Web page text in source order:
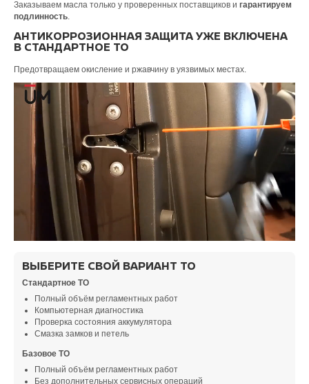
Заказываем масла только у проверенных поставщиков и гарантируем
подлинность
АНТИКОРРОЗИОННАЯ ЗАЩИТА УЖЕ ВКЛЮЧЕНА
В СТАНДАРТНОЕ ТО
Предотвращаем окисление и ржавчину в уязвимых местах.
ВЫБЕРИТЕ СВОЙ ВАРИАНТ ТО
Стандартное ТО
Полный объём регламентных работ
Компьютерная диагностика
Проверка состояния аккумулятора
Смазка замков и петель
Базовое ТО
Полный объём регламентных работ
Без дополнительных сервисных операций